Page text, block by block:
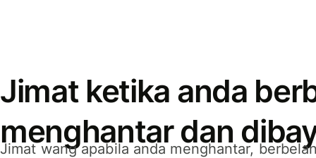
Jimat ketika anda
menghantar dan
Jimat wang apabila anda menghantar,